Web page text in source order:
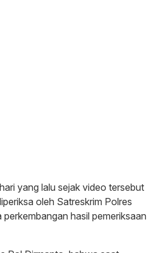
yang lalu sejak video tersebut
oleh Satreskrim Polres
perkembangan hasil pemeriksaan